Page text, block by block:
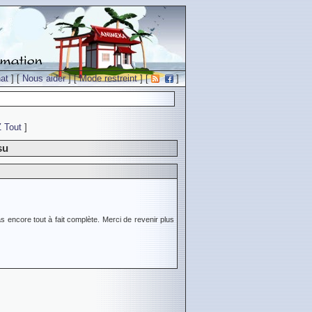
] [Nous aider] [Mode restreint] [ ]
Tout ]
encore tout à fait complète. Merci de revenir plus